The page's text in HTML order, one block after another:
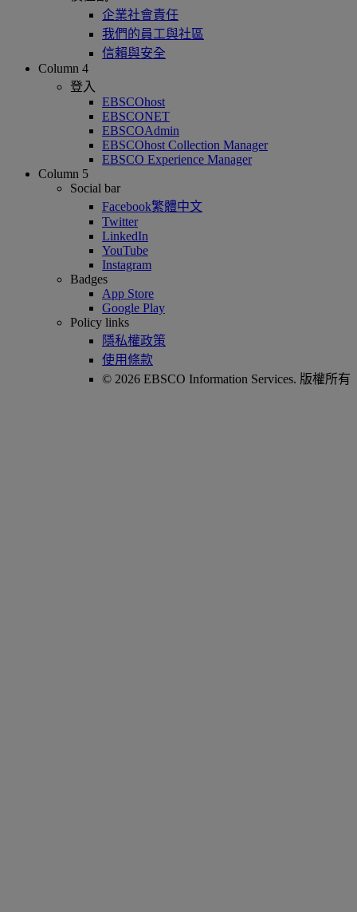
企業社會責任
我們的員工與社區
信賴與安全
Column 4
登入
EBSCOhost
EBSCONET
EBSCOAdmin
EBSCOhost Collection Manager
EBSCO Experience Manager
Column 5
Social bar
Facebook繁體中文
Twitter
LinkedIn
YouTube
Instagram
Badges
App Store
Google Play
Policy links
隱私權政策
使用條款
© 2026 EBSCO Information Services. 版權所有